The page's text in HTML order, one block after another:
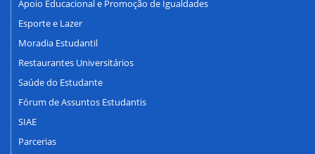
Apoio Educacional e Promoção de Igualdades
Esporte e Lazer
Moradia Estudantil
Restaurantes Universitários
Saúde do Estudante
Fórum de Assuntos Estudantis
SIAE
Parcerias